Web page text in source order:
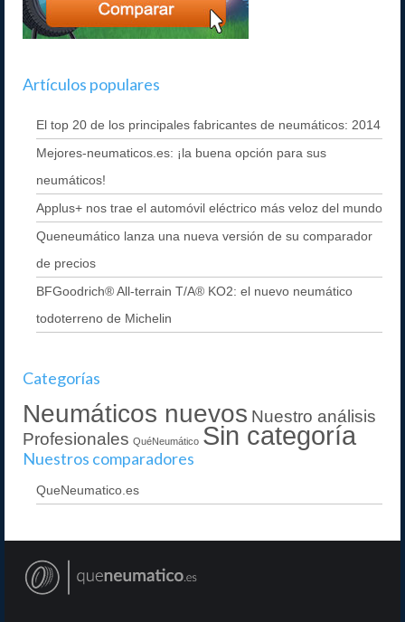
Artículos populares
El top 20 de los principales fabricantes de neumáticos: 2014
Mejores-neumaticos.es: ¡la buena opción para sus
neumáticos!
Applus+ nos trae el automóvil eléctrico más veloz del mundo
Queneumático lanza una nueva versión de su comparador
de precios
BFGoodrich® All-terrain T/A® KO2: el nuevo neumático
todoterreno de Michelin
Categorías
Neumáticos nuevos Nuestro análisis
Profesionales QuéNeumático Sin categoría
Nuestros comparadores
QueNeumatico.es